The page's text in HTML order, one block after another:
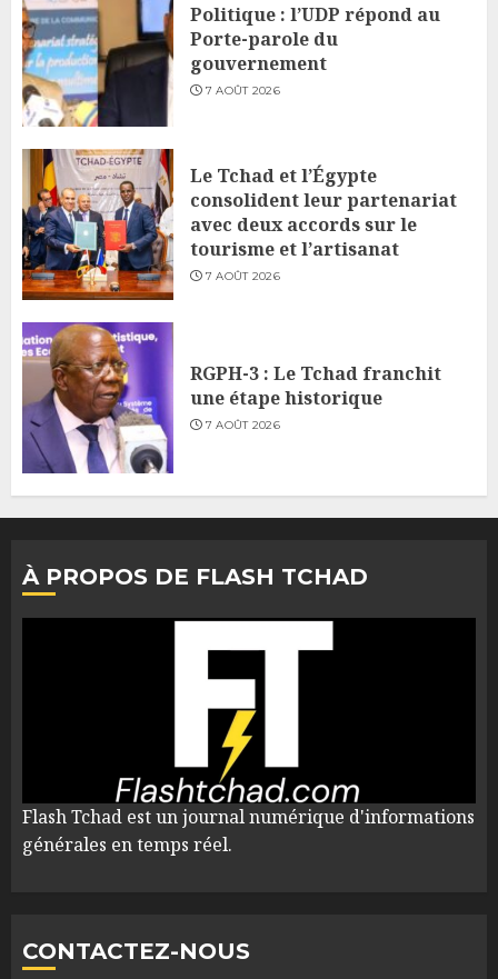
Politique : l’UDP répond au
Porte-parole du
gouvernement
7 AOÛT 2026
Le Tchad et l’Égypte
consolident leur partenariat
avec deux accords sur le
tourisme et l’artisanat
7 AOÛT 2026
RGPH-3 : Le Tchad franchit
une étape historique
7 AOÛT 2026
À PROPOS DE FLASH TCHAD
Flash Tchad est un journal numérique d'informations
générales en temps réel.
CONTACTEZ-NOUS